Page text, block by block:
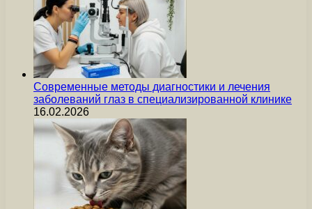
Современные методы диагностики и лечения
заболеваний глаз в специализированной клинике
16.02.2026